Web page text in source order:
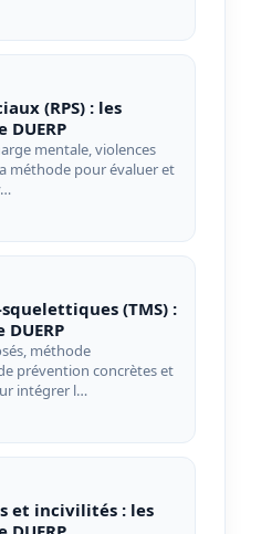
(RPS) : les
mentale, violences
méthode pour évaluer et
(TMS) :
méthode
prévention concrètes et
intégrer l…
et incivilités : les